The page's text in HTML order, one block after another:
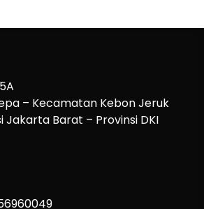
– Kecamatan Kebon Jeruk
Jakarta Barat – Provinsi DKI